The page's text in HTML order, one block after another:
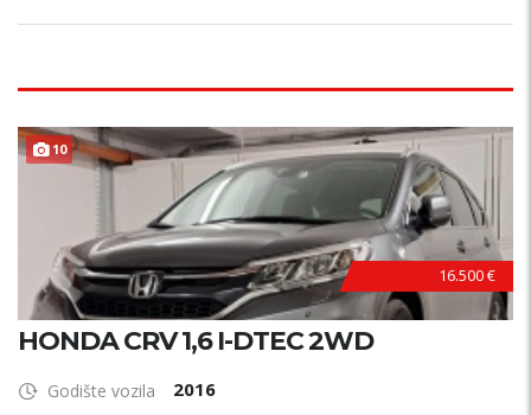
10
16.500 €
HONDA CRV 1,6 I-DTEC 2WD
Godište vozila 2016